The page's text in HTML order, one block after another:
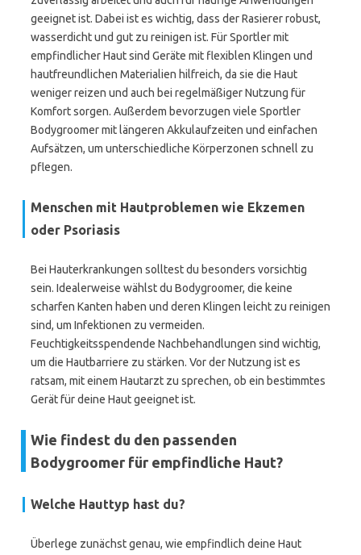
geeignet ist. Dabei ist es wichtig, dass der Rasierer robust,
wasserdicht und gut zu reinigen ist. Für Sportler mit
empfindlicher Haut sind Geräte mit flexiblen Klingen und
hautfreundlichen Materialien hilfreich, da sie die Haut
weniger reizen und auch bei regelmäßiger Nutzung für
Komfort sorgen. Außerdem bevorzugen viele Sportler
Bodygroomer mit längeren Akkulaufzeiten und einfachen
Aufsätzen, um unterschiedliche Körperzonen schnell zu
pflegen.
Menschen mit Hautproblemen wie Ekzemen
oder Psoriasis
Bei Hauterkrankungen solltest du besonders vorsichtig
sein. Idealerweise wählst du Bodygroomer, die keine
scharfen Kanten haben und deren Klingen leicht zu reinigen
sind, um Infektionen zu vermeiden.
Feuchtigkeitsspendende Nachbehandlungen sind wichtig,
um die Hautbarriere zu stärken. Vor der Nutzung ist es
ratsam, mit einem Hautarzt zu sprechen, ob ein bestimmtes
Gerät für deine Haut geeignet ist.
Wie findest du den passenden
Bodygroomer für empfindliche Haut?
Welche Hauttyp hast du?
Überlege zunächst genau, wie empfindlich deine Haut